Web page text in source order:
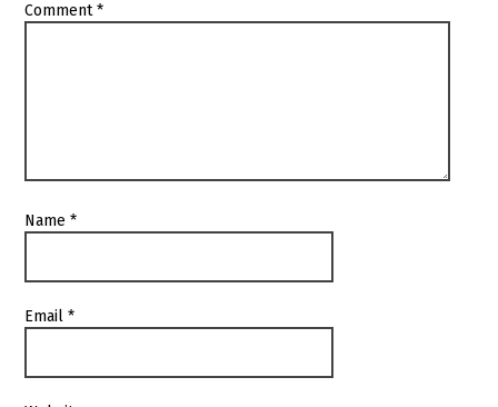
Comment*
Name*
Email*